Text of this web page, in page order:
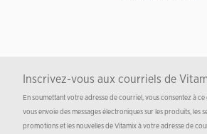
Inscrivez-vous aux courriels de
En soumettant votre adresse de courriel, vous consentez à
vous envoie des messages électroniques sur les produits, les
promotions et les nouvelles de Vitamix à votre adresse de